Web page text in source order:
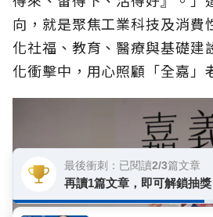
向，就是聚焦工業科技及消費
化社福、教育、醫療與基礎建
化衝擊中，用心照顧「全嘉」
最後衝刺：已閱讀2/3篇文章
再讀1篇文章，即可解鎖抽獎